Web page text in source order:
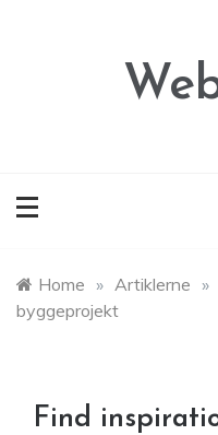
Home » Artiklerne »
byggeprojekt
Find